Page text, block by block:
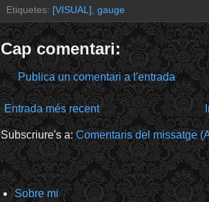
Etiquetes: [VISUAL] gauge
Cap comentari:
Publica un comentari a l'entrada
Entrada més recent
Subscriure's a:Comentaris del missatge
Sobre mi